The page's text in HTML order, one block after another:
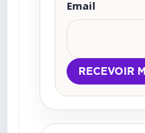
Email